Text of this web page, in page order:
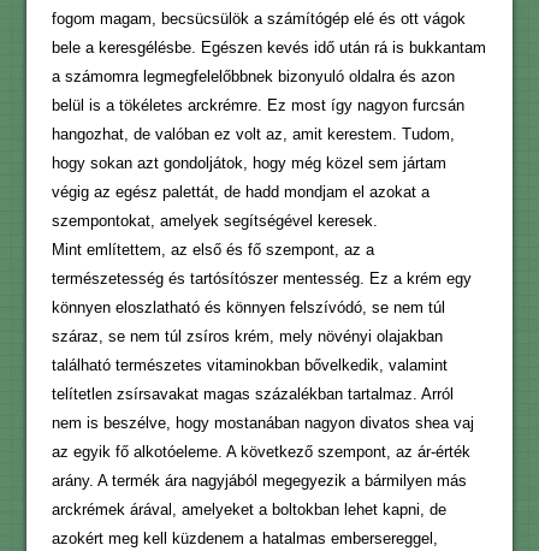
fogom magam, becsücsülök a számítógép elé és ott vágok
bele a keresgélésbe. Egészen kevés idő után rá is bukkantam
a számomra legmegfelelőbbnek bizonyuló oldalra és azon
belül is a tökéletes arckrémre. Ez most így nagyon furcsán
hangozhat, de valóban ez volt az, amit kerestem. Tudom,
hogy sokan azt gondoljátok, hogy még közel sem jártam
végig az egész palettát, de hadd mondjam el azokat a
szempontokat, amelyek segítségével keresek.
Mint említettem, az első és fő szempont, az a
természetesség és tartósítószer mentesség. Ez a krém egy
könnyen eloszlatható és könnyen felszívódó, se nem túl
száraz, se nem túl zsíros krém, mely növényi olajakban
található természetes vitaminokban bővelkedik, valamint
telítetlen zsírsavakat magas százalékban tartalmaz. Arról
nem is beszélve, hogy mostanában nagyon divatos shea vaj
az egyik fő alkotóeleme. A következő szempont, az ár-érték
arány. A termék ára nagyjából megegyezik a bármilyen más
arckrémek árával, amelyeket a boltokban lehet kapni, de
azokért meg kell küzdenem a hatalmas embersereggel,